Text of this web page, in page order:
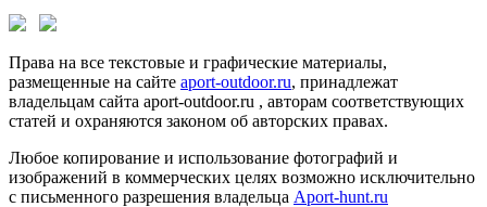
Права на все текстовые и графические материалы,
размещенные на сайте aport-outdoor.ru, принадлежат
владельцам сайта aport-outdoor.ru , авторам соответствующих
статей и охраняются законом об авторских правах.
Любое копирование и использование фотографий и
изображений в коммерческих целях возможно исключительно
с письменного разрешения владельца Aport-hunt.ru